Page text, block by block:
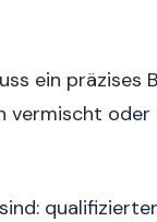
ein präzises
vermischt